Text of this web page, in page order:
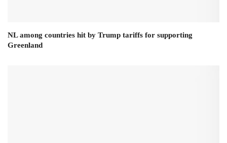
NL among countries hit by Trump tariffs for supporting
Greenland